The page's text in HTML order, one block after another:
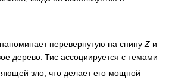
перевернутую на спину Z и
дерево. Тис ассоциируется с темами
зло, что делает его мощной